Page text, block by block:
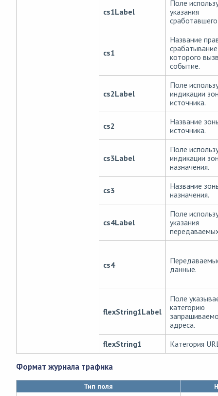
cs1Label
Поле
указания
cs1
Название
срабатывание
которого
событие.
cs2Label
Поле
индикации
источника.
cs2
Название
источника.
cs3Label
Поле
индикации
назначения.
cs3
Название
назначения.
cs4Label
Поле
указания
cs4
данные.
flexString1Label
Поле
категорию
адреса.
flexString1
Категория
Формат журнала трафика
Тип поля